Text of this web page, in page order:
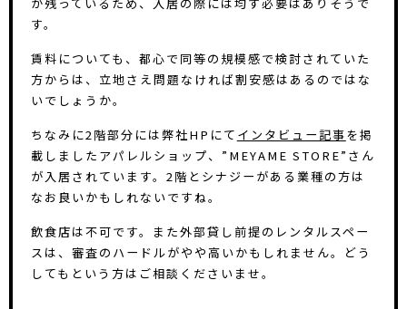
が残っているため、入居の際には均す必要はありそうで
す。
賃料についても、都心で同等の規模感で検討されていた
方からは、立地さえ問題なければ割安感はあるのではな
いでしょうか。
ちなみに2階部分には弊社HPにて インタビュー記事を掲
載しましたアパレルショップ、”MEYAME STORE”さん
が入居されています。2階とシナジーがある業種の方は
なお良いかもしれないですね。
飲食店は不可です。また外部貸し前提のレンタルスペー
スは、審査のハードルがやや高いかもしれません。どう
してもという方はご相談くださいませ。